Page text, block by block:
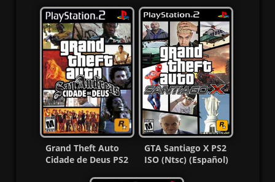
Iso Ntsc MF
Grand Theft Auto
Cidade de Deus PS2
GTA Santiago X PS2
ISO (Ntsc) (Español)